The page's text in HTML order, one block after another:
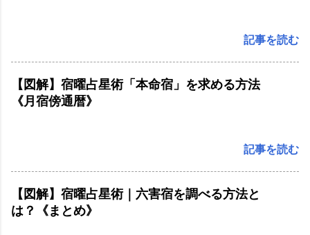
記事を読む
【図解】宿曜占星術「本命宿」を求める方法
《月宿傍通暦》
記事を読む
【図解】宿曜占星術｜六害宿を調べる方法と
は？《まとめ》